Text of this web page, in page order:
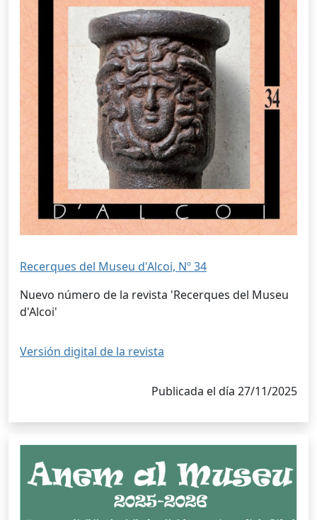
Recerques del Museu d'Alcoi, Nº 34
Nuevo número de la revista 'Recerques del Museu
d'Alcoi'
Versión digital de la revista
Publicada el día 27/11/2025